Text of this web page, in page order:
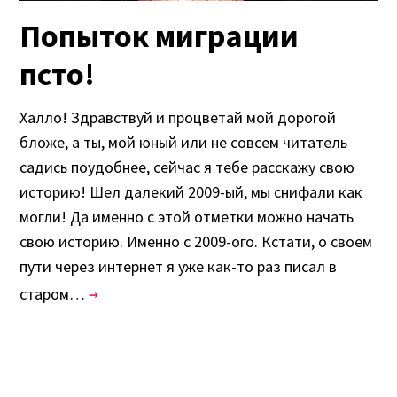
Попыток миграции
псто!
Халло! Здравствуй и процветай мой дорогой
бложе, а ты, мой юный или не совсем читатель
садись поудобнее, сейчас я тебе расскажу свою
историю! Шел далекий 2009-ый, мы снифали как
могли! Да именно с этой отметки можно начать
свою историю. Именно с 2009-ого. Кстати, о своем
пути через интернет я уже как-то раз писал в
старом…→